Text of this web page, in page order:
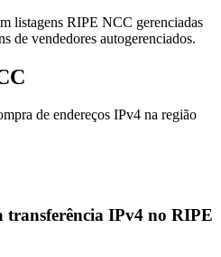
listagens RIPE NCC gerenciadas
de vendedores autogerenciados.
de endereços IPv4 na região
transferência IPv4 no RIPE